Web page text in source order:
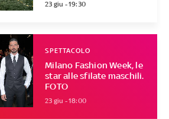
23 giu - 19:30
Milano Fashion Week, le
star alle sfilate maschili.
FOTO
SPETTACOLO
23 giu - 18:00